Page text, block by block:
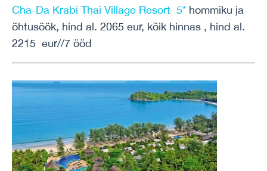
Cha-Da Krabi Thai Village Resort 5* hommiku ja
õhtusöök, hind al. 2065 eur, kõik hinnas , hind al.
2215 eur//7 ööd